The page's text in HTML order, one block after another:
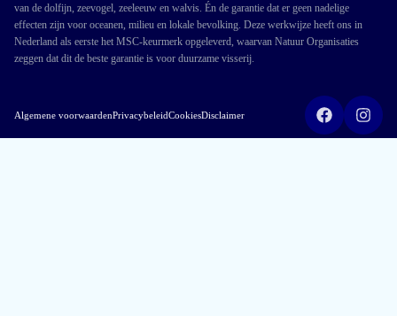
van de dolfijn, zeevogel, zeeleeuw en walvis. Én de garantie dat er geen nadelige
effecten zijn voor oceanen, milieu en lokale bevolking. Deze werkwijze heeft ons in
Nederland als eerste het MSC-keurmerk opgeleverd, waarvan Natuur Organisaties
zeggen dat dit de beste garantie is voor duurzame visserij.
Algemene voorwaardenPrivacybeleidCookiesDisclaimer